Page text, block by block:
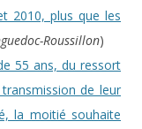
2010, plus que les
Roussillon)
55 ans, du ressort
de leur
la moitié souhaite